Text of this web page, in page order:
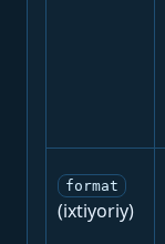
format
(ixtiyoriy)